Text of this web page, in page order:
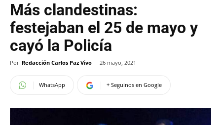
Más clandestinas:
festejaban el 25 de mayo y
cayó la Policía
Por Redacción Carlos Paz Vivo - 26 mayo, 2021
WhatsApp + Seguinos en Google